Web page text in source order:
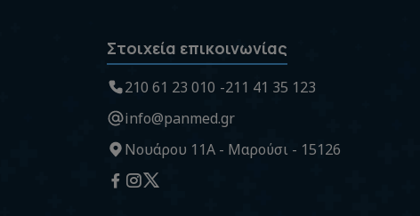
Στοιχεία επικοινωνίας
210 61 23 010 211 41 35 123
info@panmed.gr
Νουάρου 11Α - Μαρούσι - 15126